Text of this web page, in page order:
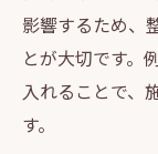
影響するため、
とが大切です。
入れることで、
す。